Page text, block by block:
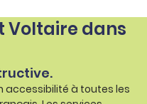
Voltaire dans
accessibilité à toutes les